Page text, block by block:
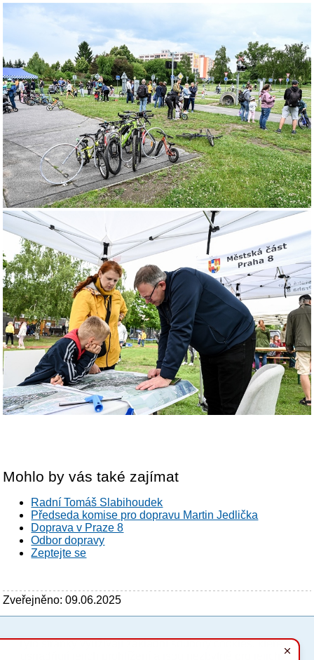
Mohlo by vás také zajímat
Radní Tomáš Slabihoudek
Předseda komise pro dopravu Martin Jedlička
Doprava v Praze 8
Odbor dopravy
Zeptejte se
Zveřejněno: 09.06.2025
ENG
Tyto stránky využívají základní soubory cookies, které